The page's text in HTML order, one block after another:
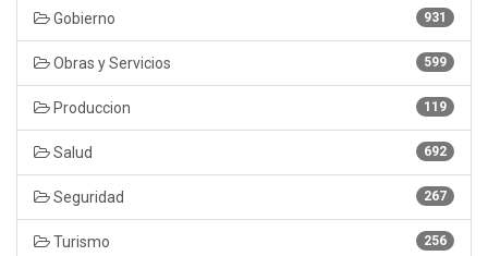
931
Gobierno
599
Obras y Servicios
119
Produccion
692
Salud
267
Seguridad
256
Turismo